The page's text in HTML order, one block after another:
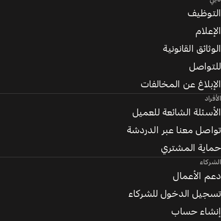
التوظيف
الإعلام
الوثائق القانونية
للتواصل
الإبلاغ عن المخالفات
الأفراد
الأسئلة الشائعة للعميل
تواصل معنا عبر الدردشة
حماية المشتري
الشركاء
دعم الأعمال
تسجيل الدخول للشركاء
إنشاء حساب